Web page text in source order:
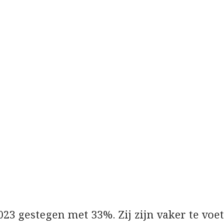
gestegen met 33%. Zij zijn vaker te voet